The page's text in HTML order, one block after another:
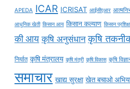
APEDA ICAR ICRISAT आईसीएआर
आधुनिक खेती किसान आय किसान कल्याण किसान
की आय कृषि अनुसंधान कृषि
निर्यात कृषि मंत्रालय कृषि मंत्री कृषि विकास कृषि
समाचार खाद्य सुरक्षा खेत बचाओ